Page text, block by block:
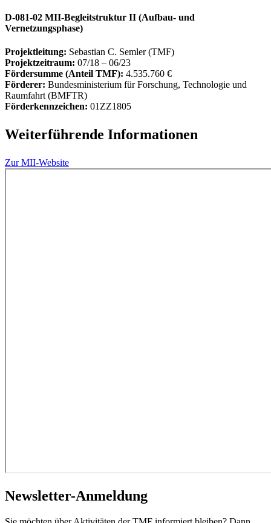
D-081-02 MII-Begleitstruktur II (Aufbau- und
Vernetzungsphase)
Projektleitung: Sebastian C. Semler (TMF)
Projektzeitraum: 07/18 – 06/23
Fördersumme (Anteil TMF): 4.535.760 €
Förderer: Bundesministerium für Forschung, Technologie und
Raumfahrt (BMFTR)
Förderkennzeichen: 01ZZ1805
Weiterführende Informationen
Zur MII-Website
Newsletter-Anmeldung